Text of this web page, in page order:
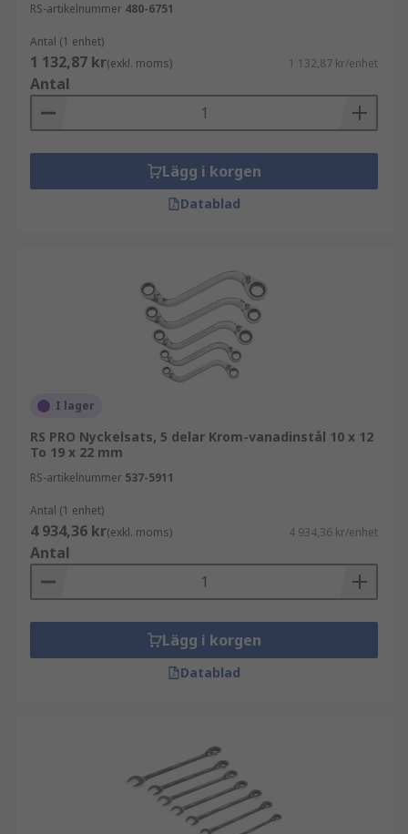
RS-artikelnummer 480-6751
Antal (1 enhet)
1 132,87 kr(exkl. moms) 1 132,87 kr/enhet
Antal
Lägg i korgen
Datablad
I lager
RS PRO Nyckelsats, 5 delar Krom-vanadinstål 10 x 12
To 19 x 22 mm
RS-artikelnummer 537-5911
Antal (1 enhet)
4 934,36 kr(exkl. moms) 4 934,36 kr/enhet
Antal
Lägg i korgen
Datablad